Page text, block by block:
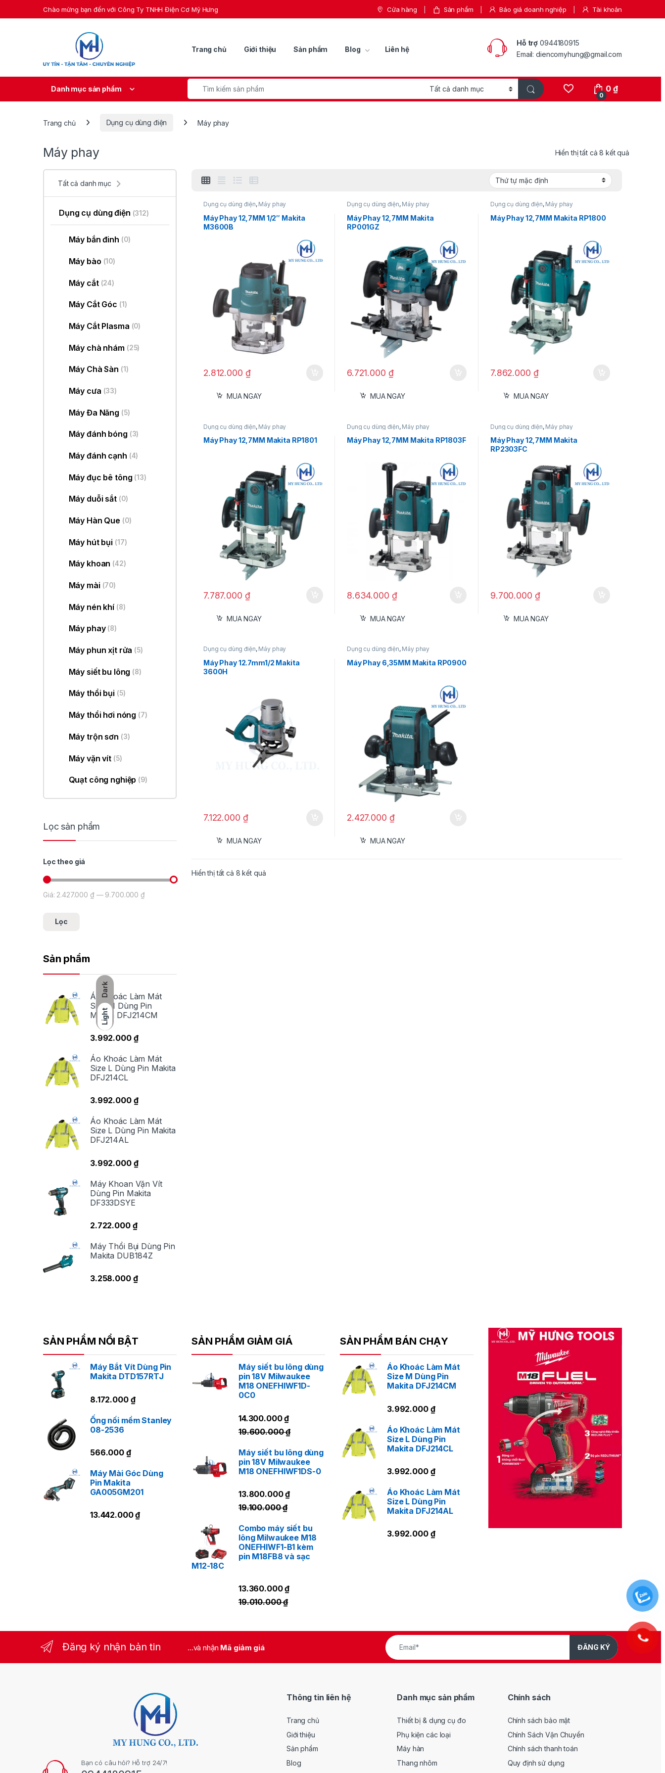
Dark
Light
Skip to navigationChào mừng bạn đến với Công Ty TNHH Điện Cơ Mỹ Hưng Cửa hàng Sản phẩm Báo giá doanh nghiệp Tài khoản
Trang chủ Giới thiệu Sản phẩm Blog Liên hệ
Hỗ trợ 0944180915
Email: diencomyhung@gmail.com
Danh mục sản phẩm
Search for:
0
0₫
Trang chủ Dụng cụ dùng điện Máy phay
Máy phay Hiển thị tất cả 8 kết quả
Dụng cụ dùng điện, Máy phay
Máy Phay 12,7MM 1/2″ Makita
M3600B
2.812.000 ₫
MUA NGAY
Dụng cụ dùng điện, Máy phay
Máy Phay 12,7MM Makita
RP001GZ
6.721.000 ₫
MUA NGAY
Dụng cụ dùng điện, Máy phay
Máy Phay 12,7MM Makita RP1800
7.862.000 ₫
MUA NGAY
Dụng cụ dùng điện, Máy phay
Máy Phay 12,7MM Makita RP1801
7.787.000 ₫
MUA NGAY
Dụng cụ dùng điện, Máy phay
Máy Phay 12,7MM Makita RP1803F
8.634.000 ₫
MUA NGAY
Dụng cụ dùng điện, Máy phay
Máy Phay 12,7MM Makita
RP2303FC
9.700.000 ₫
MUA NGAY
Dụng cụ dùng điện, Máy phay
Máy Phay 12.7mm1/2 Makita
3600H
7.122.000 ₫
MUA NGAY
Dụng cụ dùng điện, Máy phay
Máy Phay 6,35MM Makita RP0900
2.427.000 ₫
MUA NGAY
Hiển thị tất cả 8 kết quả
Tất cả danh mục
Dụng cụ dùng điện (312)
Máy bắn đinh (0)
Máy bào (10)
Máy cắt (24)
Máy Cắt Góc (1)
Máy Cắt Plasma (0)
Máy chà nhám (25)
Máy Chà Sàn (1)
Máy cưa (33)
Máy Đa Năng (5)
Máy đánh bóng (3)
Máy đánh cạnh (4)
Máy đục bê tông (13)
Máy duỗi sắt (0)
Máy Hàn Que (0)
Máy hút bụi (17)
Máy khoan (42)
Máy mài (70)
Máy nén khí (8)
Máy phay (8)
Máy phun xịt rửa (5)
Máy siết bu lông (8)
Máy thổi bụi (5)
Máy thổi hơi nóng (7)
Máy trộn sơn (3)
Máy vặn vít (5)
Quạt công nghiệp (9)
Lọc sản phẩm
Lọc theo giá
Giá tối thiểu
Giá tối đa
Lọc
Giá: 2.427.000 ₫— 9.700.000 ₫
Sản phẩm
Áo Khoác Làm Mát
Size M Dùng Pin
Makita DFJ214CM
3.992.000 ₫
Áo Khoác Làm Mát
Size L Dùng Pin Makita
DFJ214CL
3.992.000 ₫
Áo Khoác Làm Mát
Size L Dùng Pin Makita
DFJ214AL
3.992.000 ₫
Máy Khoan Vặn Vít
Dùng Pin Makita
DF333DSYE
2.722.000 ₫
Máy Thổi Bụi Dùng Pin
Makita DUB184Z
3.258.000 ₫
SẢN PHẨM NỔI BẬT
Máy Bắt Vít Dùng Pin
Makita DTD157RTJ
8.172.000 ₫
Ống nối mềm Stanley
08-2536
566.000 ₫
Máy Mài Góc Dùng
Pin Makita
GA005GM201
13.442.000₫
SẢN PHẨM GIẢM GIÁ
Máy siết bu lông dùng
pin 18V Milwaukee
M18 ONEFHIWF1D-
0C0
14.300.000₫
19.600.000₫
Máy siết bu lông dùng
pin 18V Milwaukee
M18 ONEFHIWF1DS-0
13.800.000₫
19.100.000₫
Combo máy siết bu
lông Milwaukee M18
ONEFHIWF1-B1 kèm
pin M18FB8 và sạc
M12-18C
13.360.000₫
19.010.000₫
SẢN PHẨM BÁN CHẠY
Áo Khoác Làm Mát
Size M Dùng Pin
Makita DFJ214CM
3.992.000 ₫
Áo Khoác Làm Mát
Size L Dùng Pin
Makita DFJ214CL
3.992.000 ₫
Áo Khoác Làm Mát
Size L Dùng Pin
Makita DFJ214AL
3.992.000 ₫
Đăng ký nhận bản tin ...và nhận Mã giảm giá ĐĂNG KÝ
Bạn có câu hỏi? Hỗ trợ 24/7!
Thông tin liên hệ
Trang chủ
Giới thiệu
Sản phẩm
Blog
Danh mục sản phẩm
Thiết bị & dụng cụ đo
Phụ kiện các loại
Máy hàn
Thang nhôm
Chính sách
Chính sách bảo mật
Chính Sách Vận Chuyển
Chính sách thanh toán
Quy định sử dụng